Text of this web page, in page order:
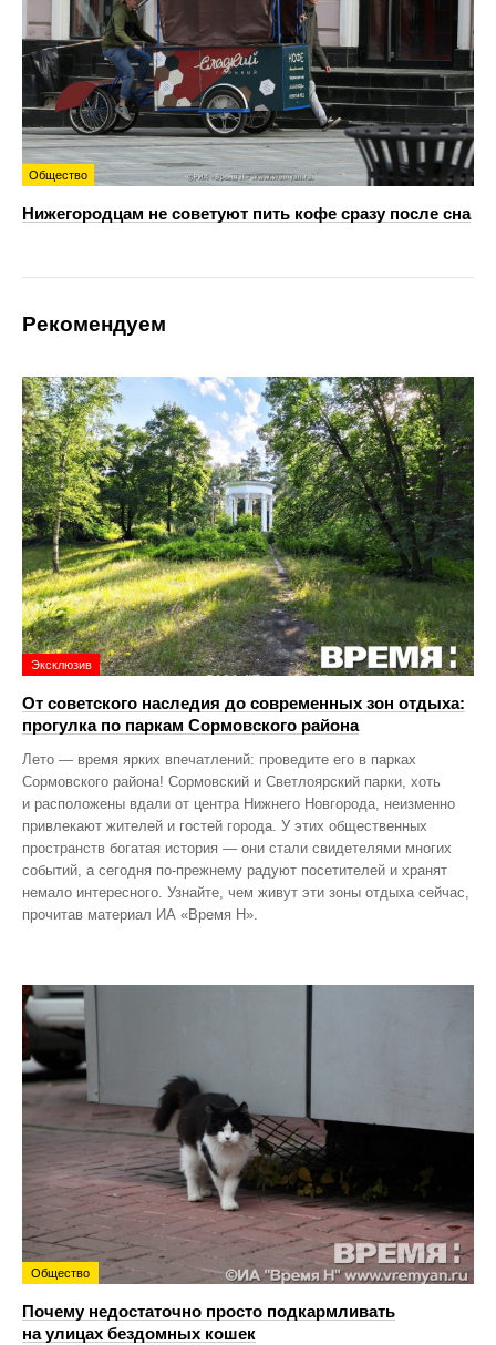
Общество
Нижегородцам не советуют пить кофе сразу после сна
Рекомендуем
Эксклюзив
От советского наследия до современных зон отдыха:
прогулка по паркам Сормовского района
Лето — время ярких впечатлений: проведите его в парках
Сормовского района! Сормовский и Светлоярский парки, хоть
и расположены вдали от центра Нижнего Новгорода, неизменно
привлекают жителей и гостей города. У этих общественных
пространств богатая история — они стали свидетелями многих
событий, а сегодня по‑прежнему радуют посетителей и хранят
немало интересного. Узнайте, чем живут эти зоны отдыха сейчас,
прочитав материал ИА «Время Н».
Общество
Почему недостаточно просто подкармливать
на улицах бездомных кошек